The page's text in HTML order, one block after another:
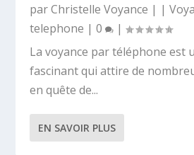
parChristelle Voyance | |
telephone |0
|
La voyance par téléphone est
fascinant qui attire de
en quête de...
EN SAVOIR PLUS